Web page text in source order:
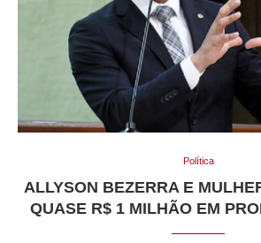
Política
ALLYSON BEZERRA E
QUASE R$ 1 MILHÃO EM